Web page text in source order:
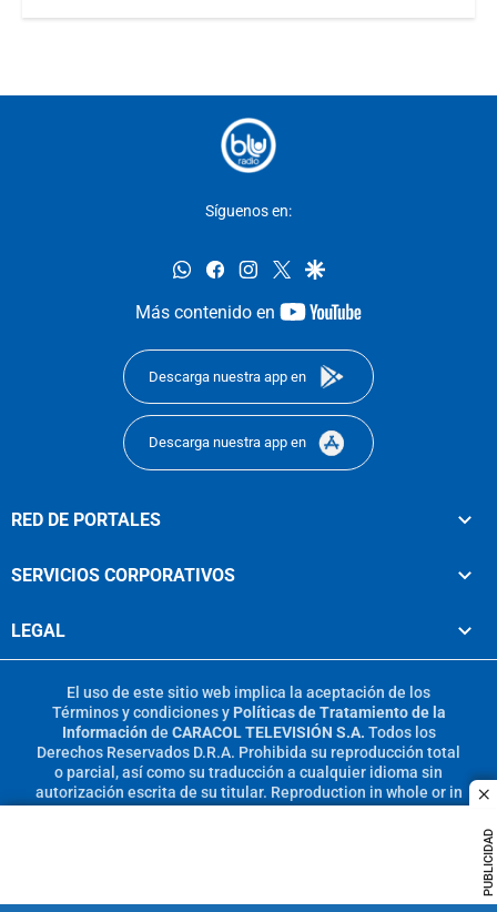
PUBLICIDAD
Síguenos en:
whatsappfacebookinstagram
twittergoogle
Más contenido en
youtube-
Descarga nuestra app en
Descarga nuestra app en
RED DE PORTALES
SERVICIOS CORPORATIVOS
LEGAL
El uso de este sitio web implica la aceptación de los
Términos y condicionesy Políticas de Tratamiento de la
Información de CARACOL TELEVISIÓN S.A. Todos los
Derechos Reservados D.R.A. Prohibida su reproducción total
o parcial, así como su traducción a cualquier idioma sin
autorización escrita de su titular. Reproduction in whole or in